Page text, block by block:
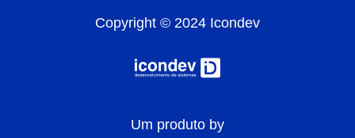
Copyright © 2024 Icondev
Um produto by